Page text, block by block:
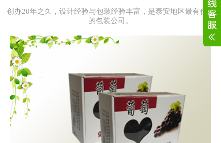
创办20年之久，设计经验与包装经验丰富，是泰安地区最有代表
的包装公司。